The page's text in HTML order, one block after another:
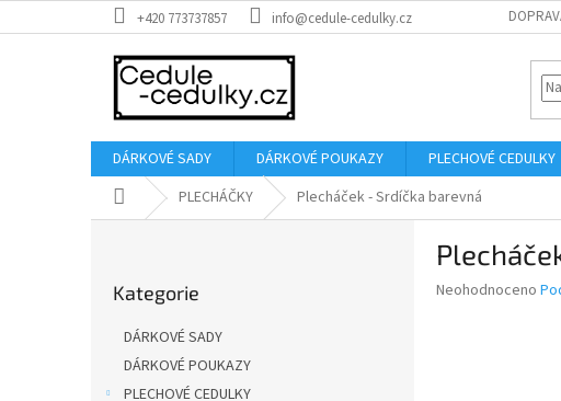
na
+420 773737857 info@cedule-cedulky.cz
DÁRKOVÉ SADY DÁRKOVÉ POUKAZY PLECHOVÉ CEDULKY
Domů PLECHÁČKY Plecháček - Srdíčka barevná
kategorie
Kategorie
DÁRKOVÉ SADY
DÁRKOVÉ POUKAZY
PLECHOVÉ CEDULKY
Průměrné
Neohodnoceno